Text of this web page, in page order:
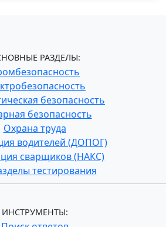
РАЗДЕЛЫ:
безопасность
безопасность
Охрана труда
водителей (ДОПОГ)
сварщиков (НАКС)
тестирования
ИНСТРУМЕНТЫ: